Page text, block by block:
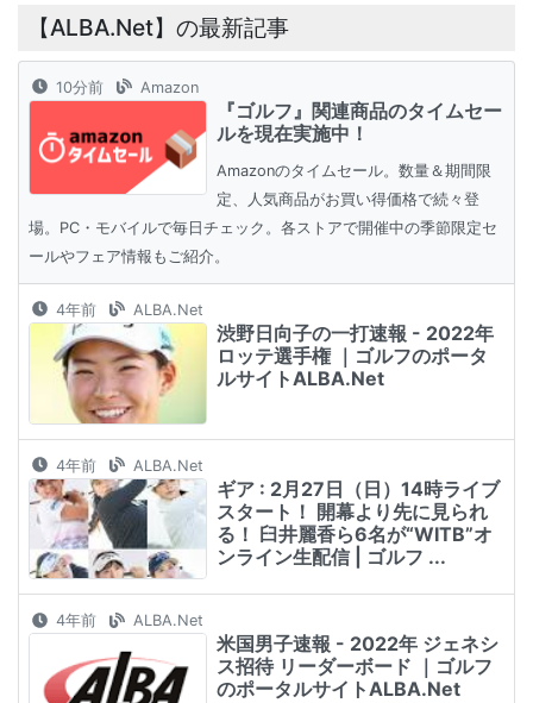
【ALBA.Net】の最新記事
10分前 Amazon
『ゴルフ』関連商品のタイムセー
ルを現在実施中！
Amazonのタイムセール。数量＆期間限
定、人気商品がお買い得価格で続々登
場。PC・モバイルで毎日チェック。各ストアで開催中の季節限定セ
ールやフェア情報もご紹介。
4年前 ALBA.Net
渋野日向子の一打速報 - 2022年
ロッテ選手権 ｜ゴルフのポータ
ルサイトALBA.Net
4年前 ALBA.Net
ギア : 2月27日（日）14時ライブ
スタート！ 開幕より先に見られ
る！ 臼井麗香ら6名が“WITB”オ
ンライン生配信 | ゴルフ ...
4年前 ALBA.Net
米国男子速報 - 2022年 ジェネシ
ス招待 リーダーボード ｜ゴルフ
のポータルサイトALBA.Net